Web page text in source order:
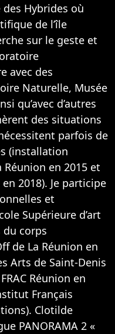
Hybrides où
de l’île
sur le geste et
avec des
Naturelle, Musée
qu’avec d’autres
des situations
parfois de
(installation
en 2015 et
2018). Je participe
et
Supérieure d’art
du corps
de La Réunion en
Arts de Saint-Denis
Réunion en
Français
Clotilde
PANORAMA 2 «